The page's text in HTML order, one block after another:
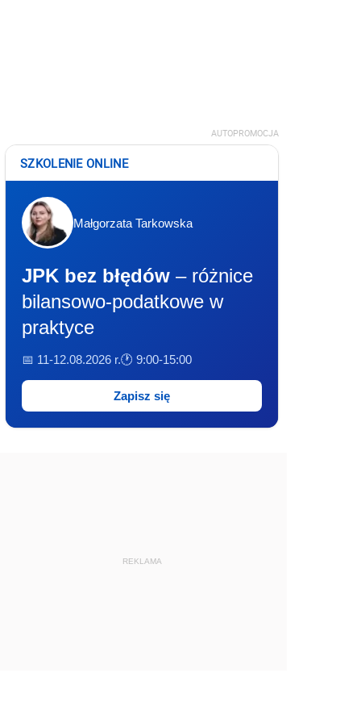
AUTOPROMOCJA
SZKOLENIE ONLINE
Małgorzata Tarkowska
JPK bez błędów – różnice
bilansowo-podatkowe w
praktyce
📅 11-12.08.2026 r.🕐 9:00-15:00
Zapisz się
REKLAMA